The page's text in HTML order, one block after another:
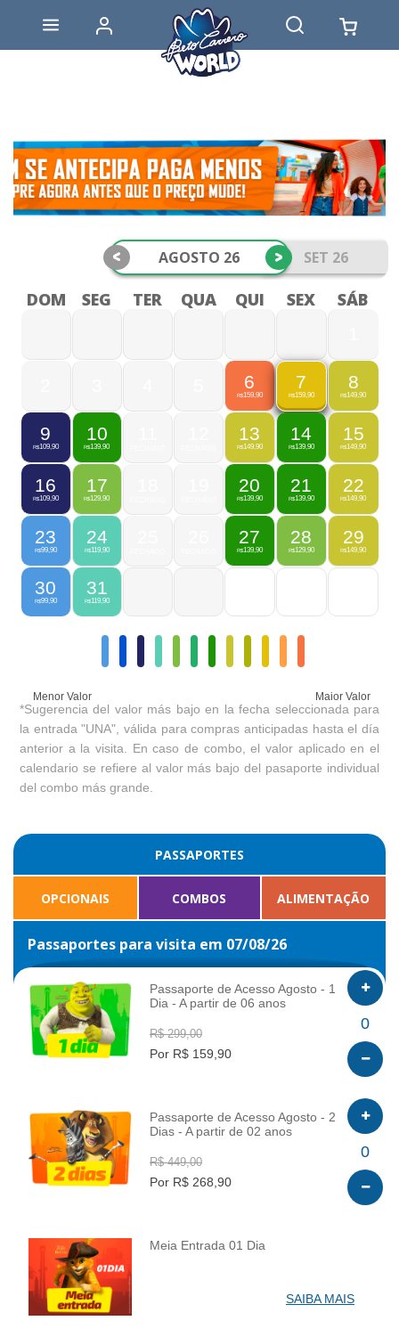
AGOSTO 26 SET 26
< >
DOM SEG TER QUA QUI SEX SÁB
6
R$159,90
7
R$159,90
8
R$149,90
9
R$109,90
10
R$139,90
13
R$149,90
14
R$139,90
15
R$149,90
16
R$109,90
17
R$129,90
20
R$139,90
21
R$139,90
22
R$149,90
23
R$99,90
24
R$119,90
27
R$139,90
28
R$129,90
29
R$149,90
30
R$99,90
31
R$119,90
Menor Valor Maior Valor
*Sugerencia del valor más bajo en la fecha seleccionada para
la entrada "UNA", válida para compras anticipadas hasta el día
anterior a la visita. En caso de combo, el valor aplicado en el
calendario se refiere al valor más bajo del pasaporte individual
del combo más grande.
PASSAPORTES
OPCIONAIS COMBOS ALIMENTAÇÃO
Passaportes para visita em 07/08/26
INFO
Passaporte de Acesso Agosto - 1
Dia - A partir de 06 anos
R$ 299,00
Por R$ 159,90
0
INFO
Passaporte de Acesso Agosto - 2
Dias - A partir de 02 anos
R$ 449,00
Por R$ 268,90
0
INFO
Meia Entrada 01 Dia
SAIBA MAIS